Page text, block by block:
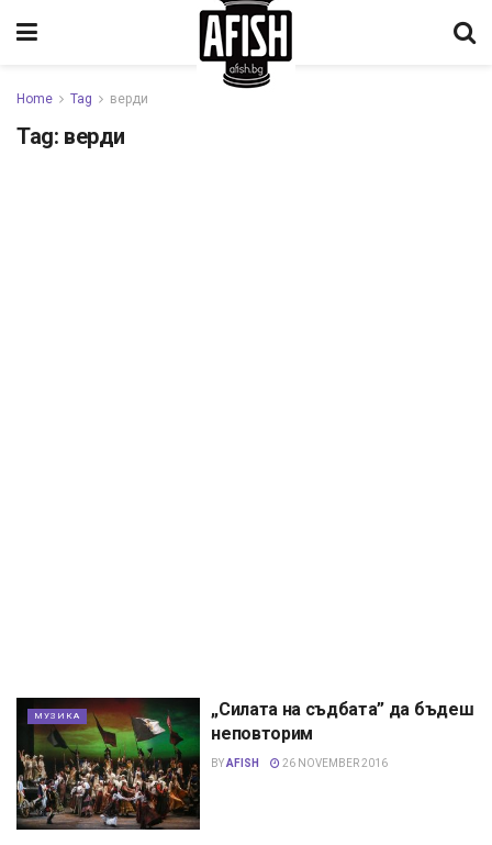
Home Tag верди
Tag: верди
МУЗИКА
„Силата на съдбата” да бъдеш
неповторим
BYAFISH 26 NOVEMBER 2016